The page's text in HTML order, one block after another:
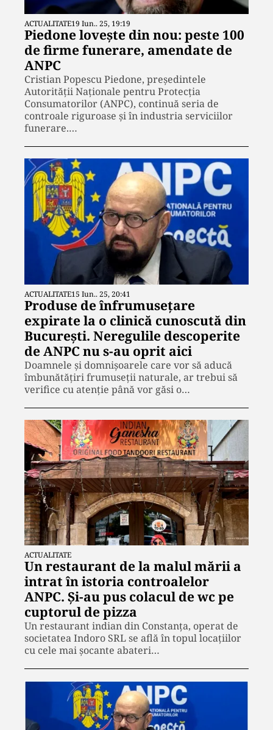
ACTUALITATE19 Iun.. 25, 19:19
Piedone lovește din nou: peste 100
de firme funerare, amendate de
ANPC
Cristian Popescu Piedone, președintele
Autorității Naționale pentru Protecția
Consumatorilor (ANPC), continuă seria de
controale riguroase și în industria serviciilor
funerare.…
ACTUALITATE15 Iun.. 25, 20:41
Produse de înfrumusețare
expirate la o clinică cunoscută din
București. Neregulile descoperite
de ANPC nu s-au oprit aici
Doamnele și domnișoarele care vor să aducă
îmbunătățiri frumuseții naturale, ar trebui să
verifice cu atenție până vor găsi o…
ACTUALITATE
Un restaurant de la malul mării a
intrat în istoria controalelor
ANPC. Și-au pus colacul de wc pe
cuptorul de pizza
Un restaurant indian din Constanța, operat de
societatea Indoro SRL se află în topul locațiilor
cu cele mai șocante abateri…